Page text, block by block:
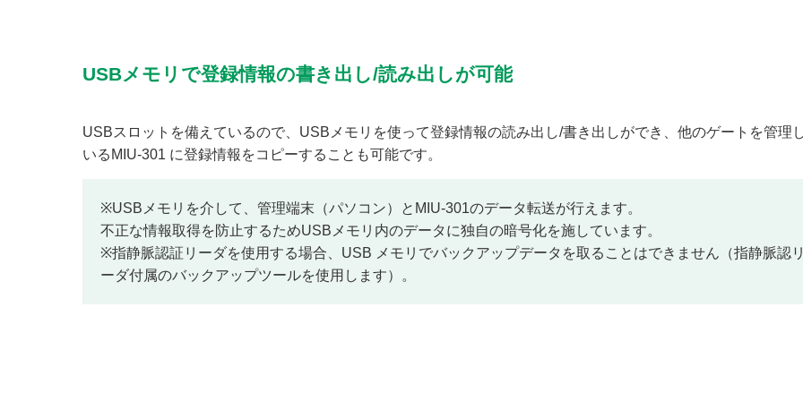
USBメモリで登録情報の書き出し/読み出しが可能
USBスロットを備えているので、USBメモリを使って登録情報の読み出し/書き出しができ、他のゲートを管理
いるMIU-301 に登録情報をコピーすることも可能です。
※USBメモリを介して、管理端末（パソコン）とMIU-301のデータ転送が行えます。
不正な情報取得を防止するためUSBメモリ内のデータに独自の暗号化を施しています。
※指静脈認証リーダを使用する場合、USB メモリでバックアップデータを取ることはできません（指静脈認
ーダ付属のバックアップツールを使用します）。